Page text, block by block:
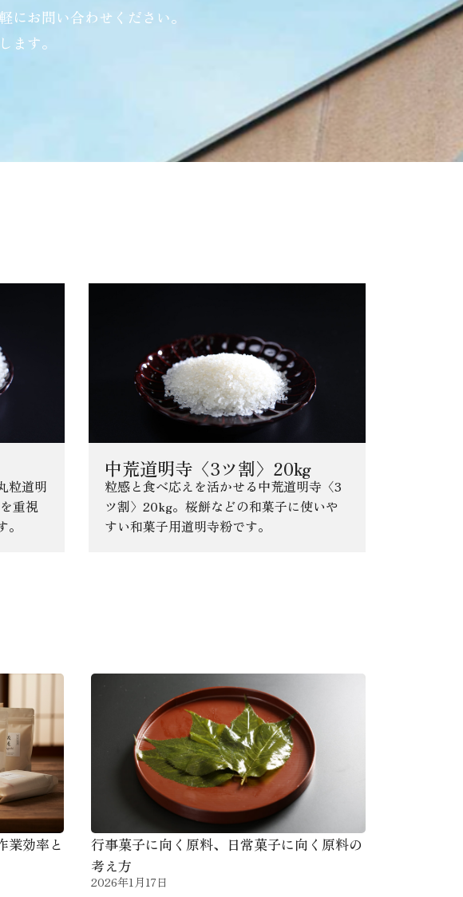
お問い合わせください。
ます。
粒道明
重視
中荒道明寺〈3ツ割〉20kg
粒感と食べ応えを活かせる中荒道明寺〈3
ツ割〉20kg。桜餅などの和菓子に使いや
すい和菓子用道明寺粉です。
業効率と
行事菓子に向く原料、日常菓子に向く原料の
考え方
2026年1月17日